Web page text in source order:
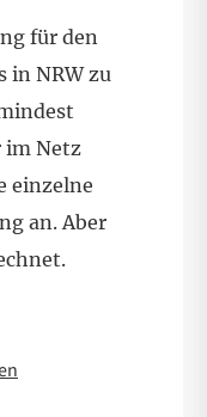
für den
in NRW zu
im Netz
einzelne
an. Aber